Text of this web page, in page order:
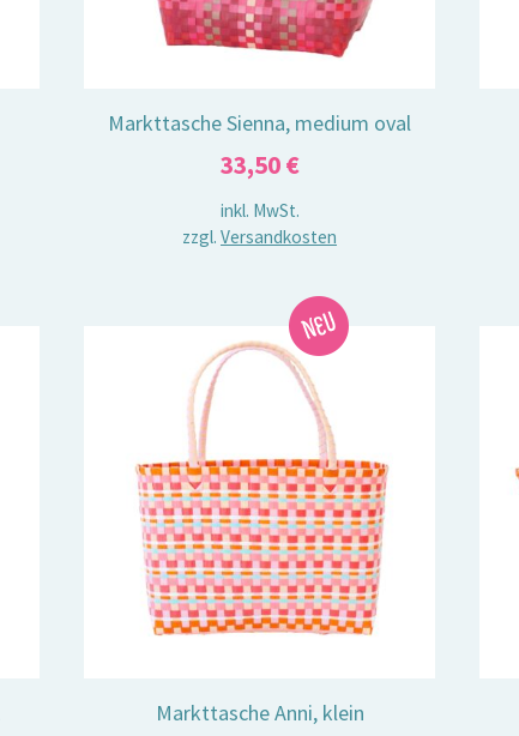
Markttasche Sienna, medium oval
33,50€
inkl. MwSt.
zzgl.Versandkosten
Markttasche Anni, klein